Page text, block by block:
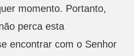
momento. Portanto,
perca esta
encontrar com o Senhor